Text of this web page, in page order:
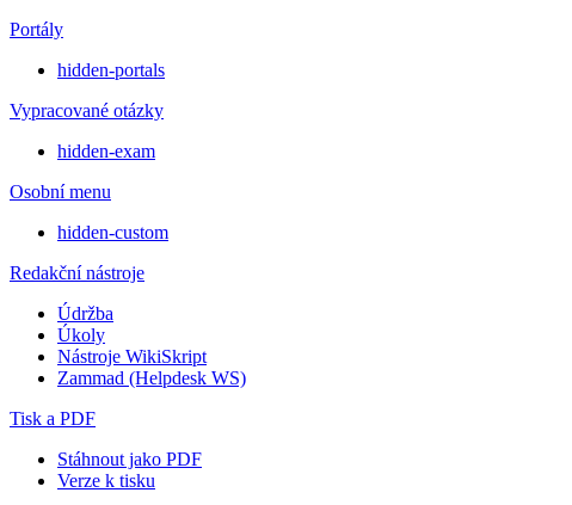
Portály
hidden-portals
Vypracované otázky
hidden-exam
Osobní menu
hidden-custom
Redakční nástroje
Údržba
Úkoly
Nástroje WikiSkript
Zammad (Helpdesk WS)
Tisk a PDF
Stáhnout jako PDF
Verze k tisku